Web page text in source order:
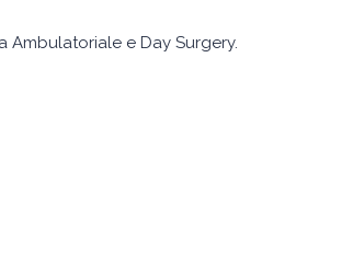
Ambulatoriale e Day Surgery.